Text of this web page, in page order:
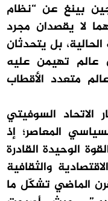
بينغ عن “نظام
لا يقصدان مجرد
بل يتحدثان
تهيمن عليه
متعدد الأقطاب
السوفيتي
المعاصر؛ إذ
الوحيدة القادرة
والثقافية
الماضي تشكّل ما